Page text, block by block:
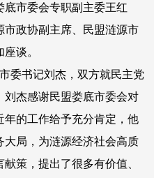
市委会专职副主委王红
政协副主席、民盟涟源市
谈。
书记刘杰，双方就民主党
杰感谢民盟娄底市委会对
的工作给予充分肯定，他
局，为涟源经济社会高质
策，提出了很多有价值、